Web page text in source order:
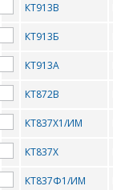
BD135
BD137
BD139
КТ913В
КТ913Б
КТ913А
КТ872В
КТ837Х1/ИМ
КТ837Х
КТ837Ф1/ИМ